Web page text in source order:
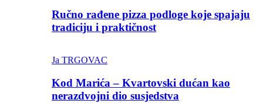
Ručno rađene pizza podloge koje spajaju
tradiciju i praktičnost
Ja TRGOVAC
Kod Marića – Kvartovski dućan kao
nerazdvojni dio susjedstva